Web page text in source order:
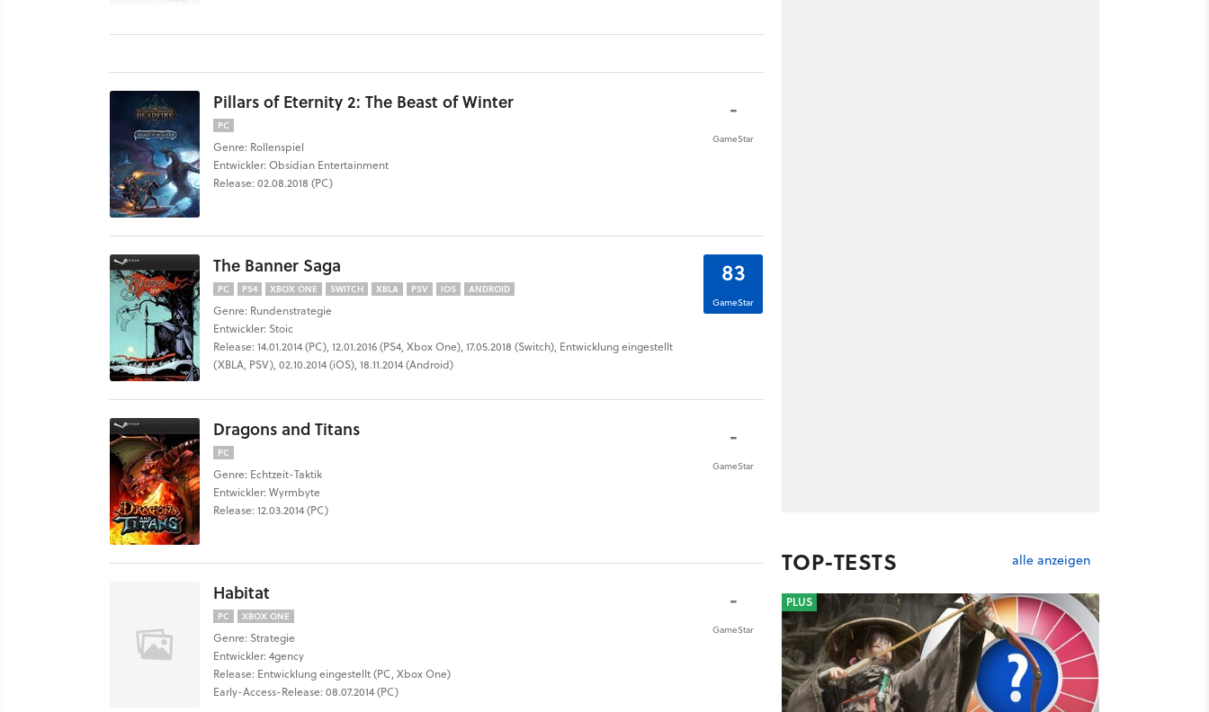
Pillars of Eternity 2: The Beast of Winter
PC
Genre: Rollenspiel
Entwickler: Obsidian Entertainment
Release: 02.08.2018 (PC)
-
GameStar
The Banner Saga
PC PS4 XBOX ONE SWITCH XBLA PSV IOS ANDROID
Genre: Rundenstrategie
Entwickler: Stoic
Release: 14.01.2014 (PC), 12.01.2016 (PS4, Xbox One), 17.05.2018 (Switch), Entwicklung eingestellt
(XBLA, PSV), 02.10.2014 (iOS), 18.11.2014 (Android)
83
GameStar
Dragons and Titans
PC
Genre: Echtzeit-Taktik
Entwickler: Wyrmbyte
Release: 12.03.2014 (PC)
-
GameStar
Habitat
PC XBOX ONE
Genre: Strategie
Entwickler: 4gency
Release: Entwicklung eingestellt (PC, Xbox One)
Early-Access-Release: 08.07.2014 (PC)
-
GameStar
TOP-TESTS alle anzeigen
PLUS